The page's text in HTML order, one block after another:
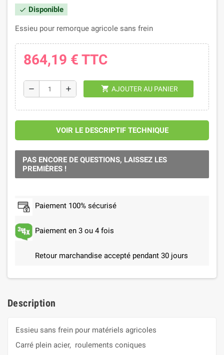
check Disponible
Essieu pour remorque agricole sans frein
864,19 € TTC
remove add shopping_cart AJOUTER AU PANIER
VOIR LE DESCRIPTIF TECHNIQUE
PAS ENCORE DE QUESTIONS, LAISSEZ LES
PREMIÈRES !
Paiement 100% sécurisé
Paiement en 3 ou 4 fois
Retour marchandise accepté pendant 30 jours
Description
Essieu sans frein pour matériels agricoles
Carré plein acier, roulements coniques